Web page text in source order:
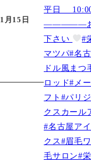
月15日
平日 10:00
—————お
下さい
#
マツパ#名
ドル風ま
ロッド#メ
フト#パリ
クスカール
#名古屋ア
クス#眉毛
毛サロン#